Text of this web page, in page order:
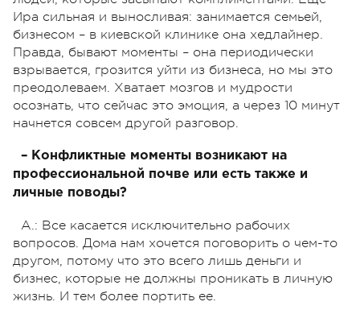
Ира сильная и выносливая: занимается семьей,
бизнесом – в киевской клинике она хедлайнер.
Правда, бывают моменты – она периодически
взрывается, грозится уйти из бизнеса, но мы это
преодолеваем. Хватает мозгов и мудрости
осознать, что сейчас это эмоция, а через 10 минут
начнется совсем другой разговор.
– Конфликтные моменты возникают на
профессиональной почве или есть также и
личные поводы?
А.: Все касается исключительно рабочих
вопросов. Дома нам хочется поговорить о чем-то
другом, потому что это всего лишь деньги и
бизнес, которые не должны проникать в личную
жизнь. И тем более портить ее.